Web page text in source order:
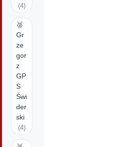
(4)
🥈
Gr
ze
gor
z
GP
S
Świ
der
ski
(4)